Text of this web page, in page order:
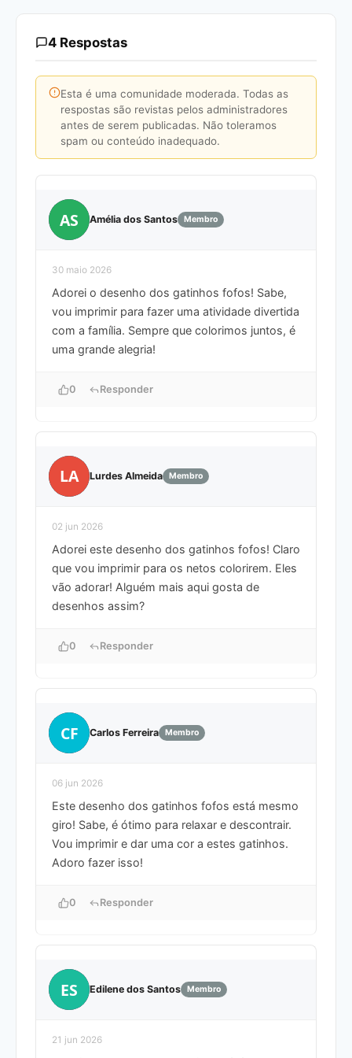
4 Respostas
Esta é uma comunidade moderada. Todas as
respostas são revistas pelos administradores
antes de serem publicadas. Não toleramos
spam ou conteúdo inadequado.
AS Amélia dos Santos Membro
30 maio 2026
Adorei o desenho dos gatinhos fofos! Sabe,
vou imprimir para fazer uma atividade divertida
com a família. Sempre que colorimos juntos, é
uma grande alegria!
0 Responder
LA Lurdes Almeida Membro
02 jun 2026
Adorei este desenho dos gatinhos fofos! Claro
que vou imprimir para os netos colorirem. Eles
vão adorar! Alguém mais aqui gosta de
desenhos assim?
0 Responder
CF Carlos Ferreira Membro
06 jun 2026
Este desenho dos gatinhos fofos está mesmo
giro! Sabe, é ótimo para relaxar e descontrair.
Vou imprimir e dar uma cor a estes gatinhos.
Adoro fazer isso!
0 Responder
ES Edilene dos Santos Membro
21 jun 2026